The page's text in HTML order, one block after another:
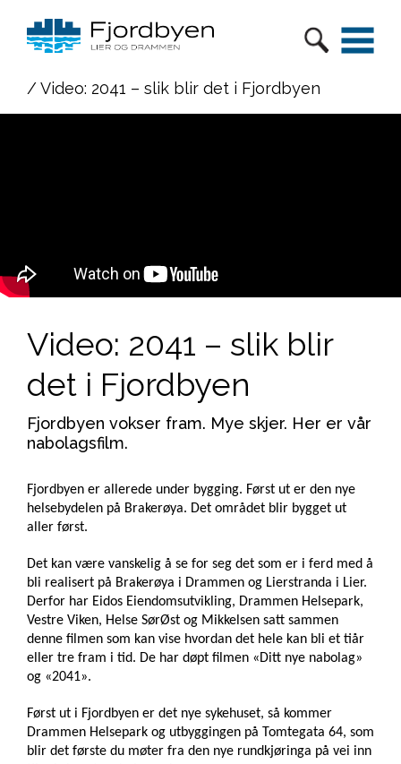
/ Video: 2041 – slik blir det i Fjordbyen
Video: 2041 – slik blir
det i Fjordbyen
Fjordbyen vokser fram. Mye skjer. Her er vår
nabolagsfilm.
Fjordbyen er allerede under bygging. Først ut er den nye
helsebydelen på Brakerøya. Det området blir bygget ut
aller først.
Det kan være vanskelig å se for seg det som er i ferd med å
bli realisert på Brakerøya i Drammen og Lierstranda i Lier.
Derfor har Eidos Eiendomsutvikling, Drammen Helsepark,
Vestre Viken, Helse SørØst og Mikkelsen satt sammen
denne filmen som kan vise hvordan det hele kan bli et tiår
eller tre fram i tid. De har døpt filmen «Ditt nye nabolag»
og «2041».
Først ut i Fjordbyen er det nye sykehuset, så kommer
Drammen Helsepark og utbyggingen på Tomtegata 64, som
blir det første du møter fra den nye rundkjøringa på vei inn